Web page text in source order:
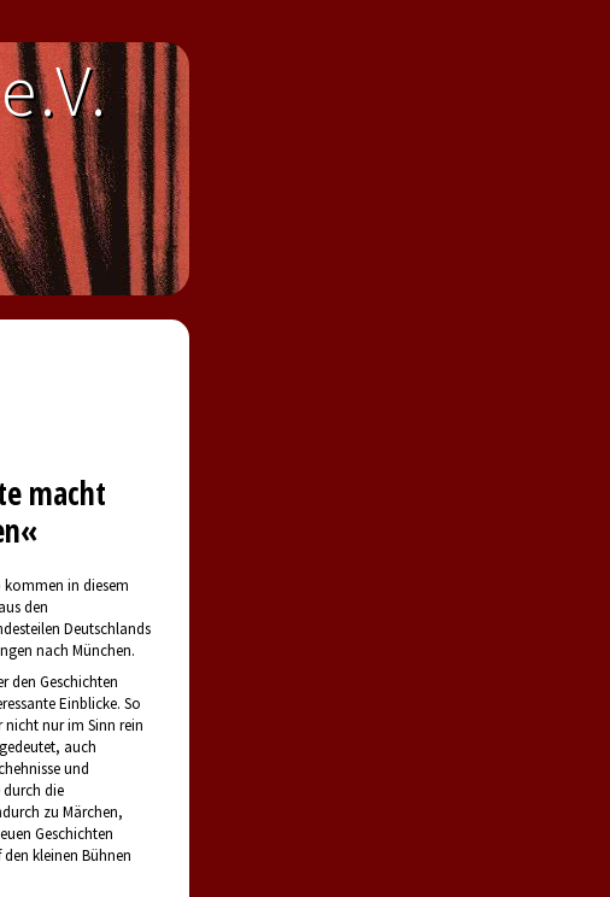
macht
in diesem
den
Deutschlands
nach München.
den Geschichten
Einblicke. So
nicht nur im Sinn rein
auch
und
durch die
zu Märchen,
Geschichten
kleinen Bühnen